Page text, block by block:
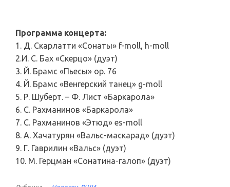
Программа концерта:
1. Д. Скарлатти «Сонаты» f-moll, h-moll
2.И. С. Бах «Скерцо» (дуэт)
3. Й. Брамс «Пьесы» op. 76
4. Й. Брамс «Венгерский танец» g-moll
5. Р. Шуберт. – Ф. Лист «Баркарола»
6. С. Рахманинов «Баркарола»
7. С. Рахманинов «Этюд» es-moll
8. А. Хачатурян «Вальс-маскарад» (дуэт)
9. Г. Гаврилин «Вальс» (дуэт)
10. М. Герцман «Сонатина-галоп» (дуэт)